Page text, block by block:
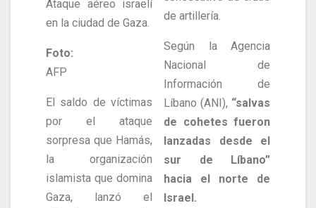
Ataque aéreo israelí
en la ciudad de Gaza.
Foto:
AFP
El saldo de víctimas
por el ataque
sorpresa que Hamás,
la organización
islamista que domina
Gaza, lanzó el
de artillería.
Según la Agencia
Nacional de
Información de
Líbano (ANI), “salvas
de cohetes fueron
lanzadas desde el
sur de Líbano”
hacia el norte de
Israel.